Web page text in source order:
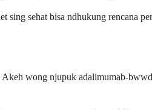
sing sehat bisa ndhukung rencana
wong njupuk adalimumab-